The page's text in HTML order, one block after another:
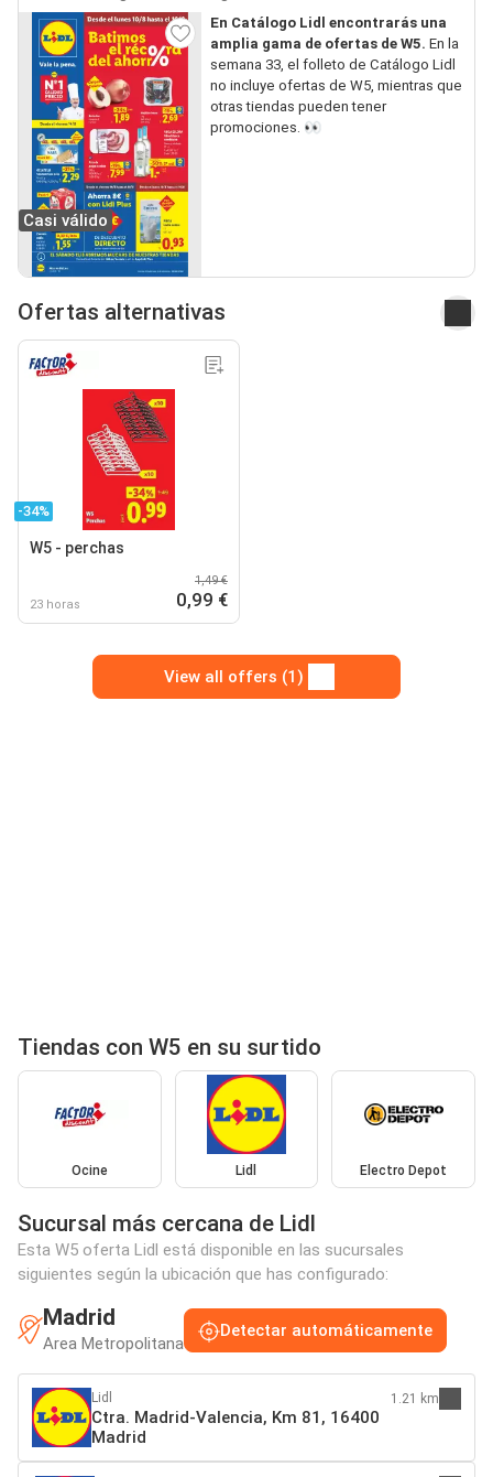
Casi válido
En Catálogo Lidl encontrarás una
amplia gama de ofertas de W5. En la
semana 33, el folleto de Catálogo Lidl
no incluye ofertas de W5, mientras que
otras tiendas pueden tener
promociones. 👀
Ofertas alternativas
-34%
W5 - perchas
23 horas
1,49 €
0,99 €
View all offers (1)
Tiendas con W5 en su surtido
Ocine Lidl Electro Depot
Sucursal más cercana de Lidl
Esta W5 oferta Lidl está disponible en las sucursales
siguientes según la ubicación que has configurado:
Madrid
Area Metropolitana
Detectar automáticamente
Lidl
Ctra. Madrid-Valencia, Km 81, 16400
Madrid
1.21 km